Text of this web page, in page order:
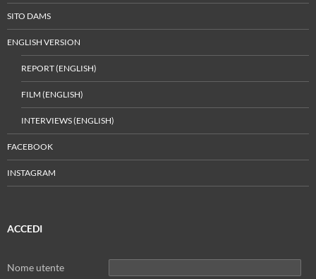
SITO DAMS
ENGLISH VERSION
REPORT (ENGLISH)
FILM (ENGLISH)
INTERVIEWS (ENGLISH)
FACEBOOK
INSTAGRAM
ACCEDI
Nome utente